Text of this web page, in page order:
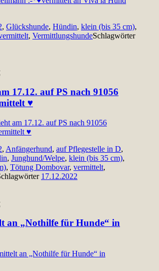
, Glückshunde, Hündin, klein (bis 35 cm),
, VermittlungshundeSchlagwörter
17.12. auf PS nach 91056
♥
, Anfängerhund, auf Pflegestelle in D,
, Junghund/Welpe, klein (bis 35 cm),
, Tötung Dombovar, vermittelt,
17.12.2022
an „Nothilfe für Hunde“ in